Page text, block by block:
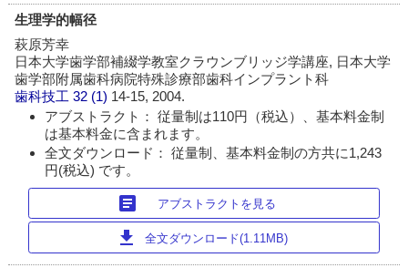
生理学的幅径
萩原芳幸
日本大学歯学部補綴学教室クラウンブリッジ学講座, 日本大学
歯学部附属歯科病院特殊診療部歯科インプラント科
歯科技工 32 (1) 14-15, 2004.
アブストラクト： 従量制は110円（税込）、基本料金制
は基本料金に含まれます。
全文ダウンロード： 従量制、基本料金制の方共に1,243
円(税込) です。
article アブストラクトを見る
download 全文ダウンロード(1.11MB)